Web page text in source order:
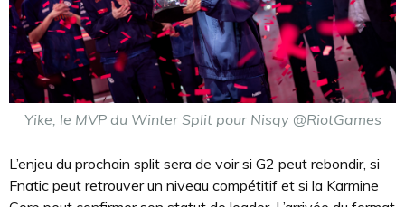
Yike, le MVP du Winter Split pour Nisqy @RiotGames
L’enjeu du prochain split sera de voir si G2 peut rebondir, si
Fnatic peut retrouver un niveau compétitif et si la Karmine